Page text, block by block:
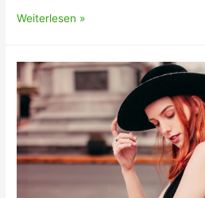
Das
der
90er-
Jahre
Choker
gerade
Weiterlesen »